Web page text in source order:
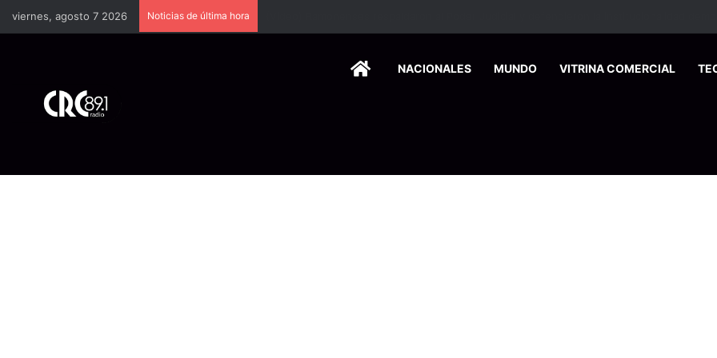
viernes, agosto 7 2026 Noticias de última hora
HOMENACIONALES MUNDO VITRINA COMERCIAL